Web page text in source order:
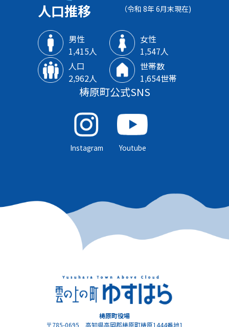
人口推移 （令和 8年 6月末現在)
男性
1‚415人
女性
1‚547人
人口
2‚962人
世帯数
1‚654世帯
梼原町公式SNS
Instagram Youtube
梼原町役場
〒785-0695 高知県高岡郡梼原町梼原1444番地1